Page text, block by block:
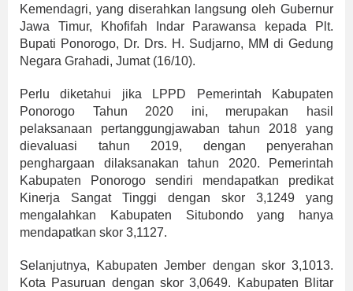
Kemendagri, yang diserahkan langsung oleh Gubernur
Jawa Timur, Khofifah Indar Parawansa kepada Plt.
Bupati Ponorogo, Dr. Drs. H. Sudjarno, MM di Gedung
Negara Grahadi, Jumat (16/10).
Perlu diketahui jika LPPD Pemerintah Kabupaten
Ponorogo Tahun 2020 ini, merupakan hasil
pelaksanaan pertanggungjawaban tahun 2018 yang
dievaluasi tahun 2019, dengan penyerahan
penghargaan dilaksanakan tahun 2020. Pemerintah
Kabupaten Ponorogo sendiri mendapatkan predikat
Kinerja Sangat Tinggi dengan skor 3,1249 yang
mengalahkan Kabupaten Situbondo yang hanya
mendapatkan skor 3,1127.
Selanjutnya, Kabupaten Jember dengan skor 3,1013.
Kota Pasuruan dengan skor 3,0649. Kabupaten Blitar